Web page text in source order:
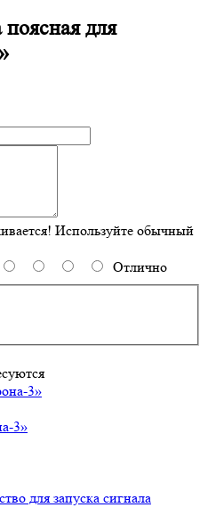
для
Используйте обычный
Отлично
3»